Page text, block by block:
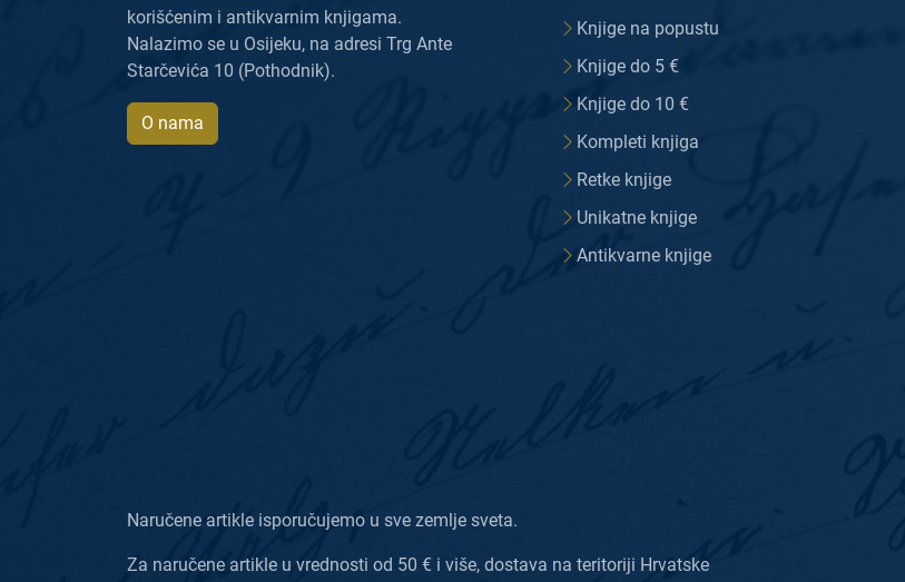
korišćenim i antikvarnim knjigama.
Nalazimo se u Osijeku, na adresi Trg Ante
Starčevića 10 (Pothodnik).
O nama
Knjige na popustu
Knjige do 5 €
Knjige do 10 €
Kompleti knjiga
Retke knjige
Unikatne knjige
Antikvarne knjige
Naručene artikle isporučujemo u sve zemlje sveta.
Za naručene artikle u vrednosti od 50 € i više, dostava na teritoriji Hrvatske